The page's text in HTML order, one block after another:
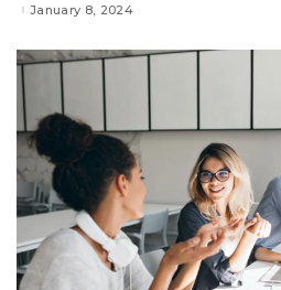
January 8, 2024